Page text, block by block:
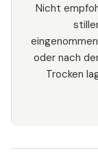
Nicht
oder nach
Trocken